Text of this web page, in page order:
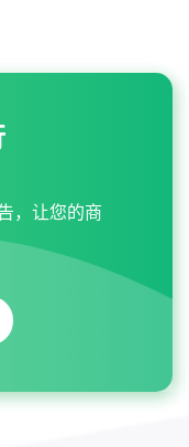
，让您的商